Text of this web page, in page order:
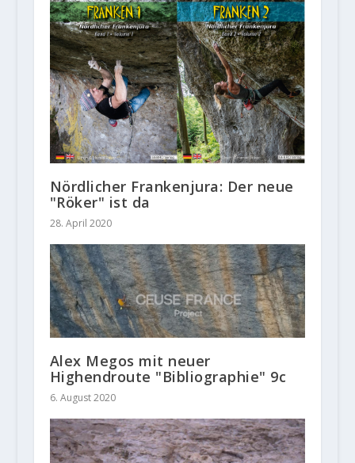
Nördlicher Frankenjura: Der neue
"Röker" ist da
28. April 2020
Alex Megos mit neuer
Highendroute "Bibliographie" 9c
6. August 2020